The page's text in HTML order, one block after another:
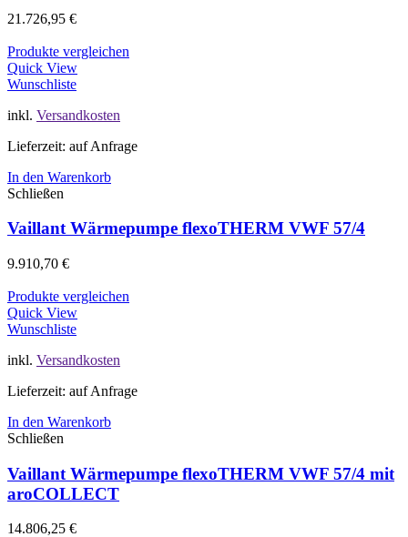
21.726,95 €
Produkte vergleichen
Quick View
Wunschliste
inkl. Versandkosten
Lieferzeit: auf Anfrage
In den Warenkorb
Schließen
Vaillant Wärmepumpe flexoTHERM VWF 57/4
9.910,70 €
Produkte vergleichen
Quick View
Wunschliste
inkl. Versandkosten
Lieferzeit: auf Anfrage
In den Warenkorb
Schließen
Vaillant Wärmepumpe flexoTHERM VWF 57/4 mit
aroCOLLECT
14.806,25 €